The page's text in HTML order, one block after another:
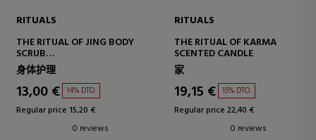
RITUALS
THE RITUAL OF JING BODY
SCRUB
BODY SCRUB WITH SALT
身体护理
13,00 € 14% DTO.
Regular price 15,20 €
0 reviews
RITUALS
THE RITUAL OF KARMA
SCENTED CANDLE
家
19,15 € 15% DTO.
Regular price 22,40 €
0 reviews